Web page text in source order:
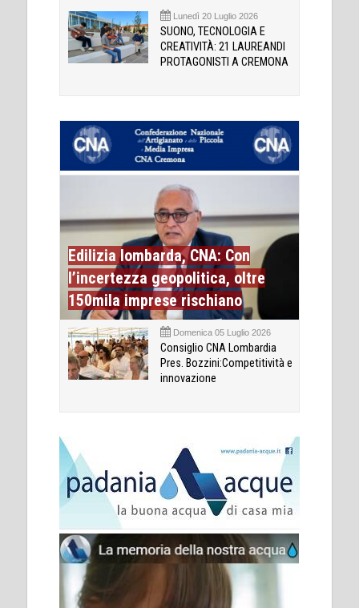
Lunedì 20 Luglio 2026
SUONO, TECNOLOGIA E
CREATIVITÀ: 21 LAUREANDI
PROTAGONISTI A CREMONA
Edilizia lombarda, CNA: Con
l’incertezza geopolitica, oltre
150mila imprese rischiano
Domenica 05 Luglio 2026
Consiglio CNA Lombardia
Pres. Bozzini:Competitività e
innovazione